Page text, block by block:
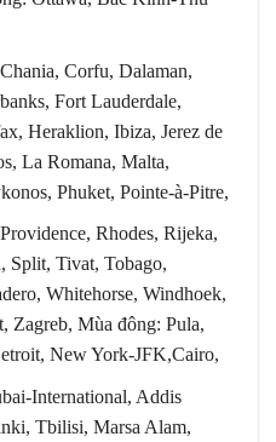
Corfu, Dalaman,
Fort Lauderdale,
Heraklion, Ibiza, Jerez de
La Romana, Malta,
Phuket, Pointe-à-Pitre,
Rhodes, Rijeka,
Split, Tivat, Tobago,
Whitehorse, Windhoek,
Zagreb, Mùa đông: Pula,
New York-JFK,Cairo,
International, Addis
Tbilisi, Marsa Alam,